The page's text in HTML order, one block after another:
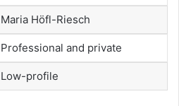
Maria Höfl-Riesch
Professional and private
Low-profile